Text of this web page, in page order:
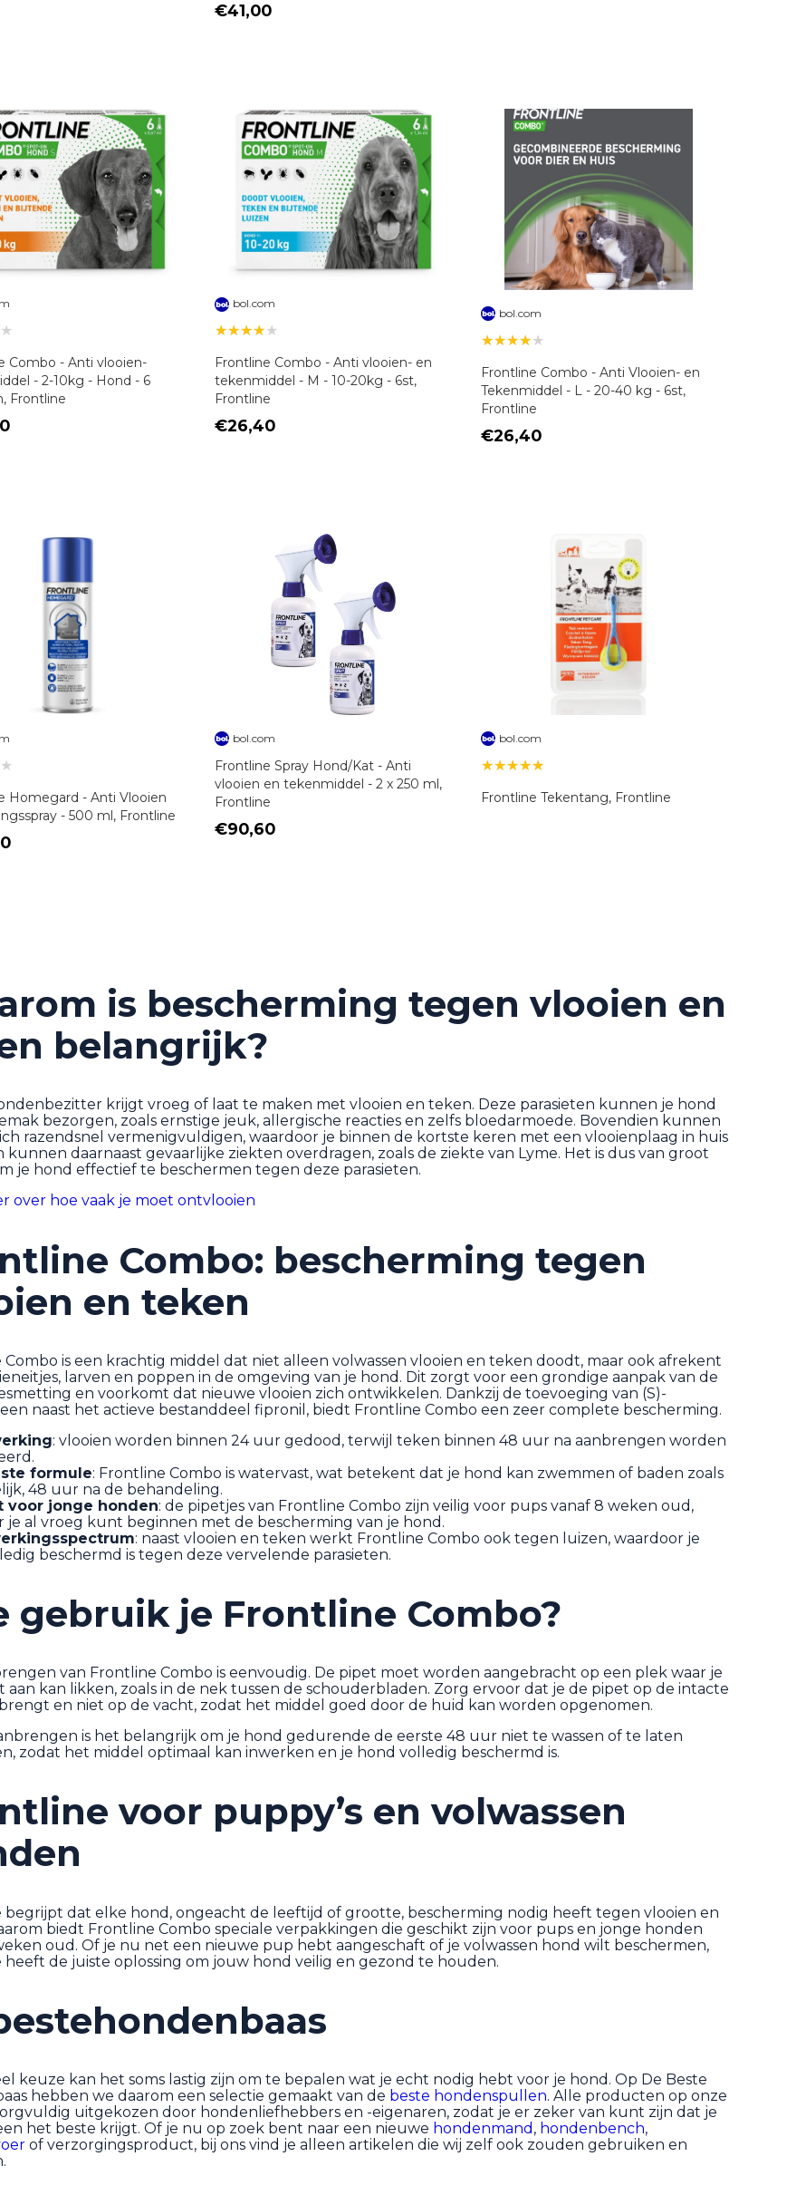
€41,00
Combo - Anti vlooien-
- 2-10kg - Hond - 6
Frontline
bol.com
★★★★★
Frontline Combo - Anti vlooien- en
tekenmiddel - M - 10-20kg - 6st,
Frontline
€26,40
bol.com
★★★★★
Frontline Combo - Anti Vlooien- en
Tekenmiddel - L - 20-40 kg - 6st,
Frontline
€26,40
Homegard - Anti Vlooien
- 500 ml, Frontline
bol.com
Frontline Spray Hond/Kat - Anti
vlooien en tekenmiddel - 2 x 250 ml,
Frontline
€90,60
bol.com
★★★★★
Frontline Tekentang, Frontline
is bescherming tegen vlooien en
belangrijk?
krijgt vroeg of laat te maken met vlooien en teken. Deze parasieten kunnen je hond
bezorgen, zoals ernstige jeuk, allergische reacties en zelfs bloedarmoede. Bovendien kunnen
razendsnel vermenigvuldigen, waardoor je binnen de kortste keren met een vlooienplaag in huis
kunnen daarnaast gevaarlijke ziekten overdragen, zoals de ziekte van Lyme. Het is dus van groot
je hond effectief te beschermen tegen deze parasieten.
over hoe vaak je moet ontvlooien
Combo: bescherming tegen
en teken
is een krachtig middel dat niet alleen volwassen vlooien en teken doodt, maar ook afrekent
larven en poppen in de omgeving van je hond. Dit zorgt voor een grondige aanpak van de
en voorkomt dat nieuwe vlooien zich ontwikkelen. Dankzij de toevoeging van (S)-
naast het actieve bestanddeel fipronil, biedt Frontline Combo een zeer complete bescherming.
: vlooien worden binnen 24 uur gedood, terwijl teken binnen 48 uur na aanbrengen worden
formule: Frontline Combo is watervast, wat betekent dat je hond kan zwemmen of baden zoals
48 uur na de behandeling.
voor jonge honden: de pipetjes van Frontline Combo zijn veilig voor pups vanaf 8 weken oud,
je al vroeg kunt beginnen met de bescherming van je hond.
: naast vlooien en teken werkt Frontline Combo ook tegen luizen, waardoor je
beschermd is tegen deze vervelende parasieten.
gebruik je Frontline Combo?
van Frontline Combo is eenvoudig. De pipet moet worden aangebracht op een plek waar je
aan kan likken, zoals in de nek tussen de schouderbladen. Zorg ervoor dat je de pipet op de intacte
en niet op de vacht, zodat het middel goed door de huid kan worden opgenomen.
is het belangrijk om je hond gedurende de eerste 48 uur niet te wassen of te laten
zodat het middel optimaal kan inwerken en je hond volledig beschermd is.
voor puppy’s en volwassen
begrijpt dat elke hond, ongeacht de leeftijd of grootte, bescherming nodig heeft tegen vlooien en
biedt Frontline Combo speciale verpakkingen die geschikt zijn voor pups en jonge honden
oud. Of je nu net een nieuwe pup hebt aangeschaft of je volwassen hond wilt beschermen,
heeft de juiste oplossing om jouw hond veilig en gezond te houden.
keuze kan het soms lastig zijn om te bepalen wat je echt nodig hebt voor je hond. Op De Beste
hebben we daarom een selectie gemaakt van de beste hondenspullen. Alle producten op onze
uitgekozen door hondenliefhebbers en -eigenaren, zodat je er zeker van kunt zijn dat je
het beste krijgt. Of je nu op zoek bent naar een nieuwe hondenmand , hondenbench,
of verzorgingsproduct, bij ons vind je alleen artikelen die wij zelf ook zouden gebruiken en